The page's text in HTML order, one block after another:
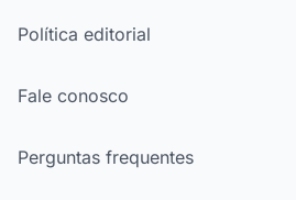
Política editorial
Fale conosco
Perguntas frequentes